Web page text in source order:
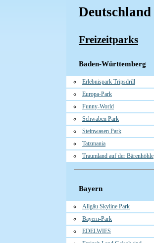
Deutschland
Freizeitparks
Baden-Württemberg
Erlebnispark Tripsdrill
Europa-Park
Funny-World
Schwaben Park
Steinwasen Park
Tatzmania
Traumland auf der Bärenhöhle
Bayern
Allgäu Skyline Park
Bayern-Park
EDELWIES